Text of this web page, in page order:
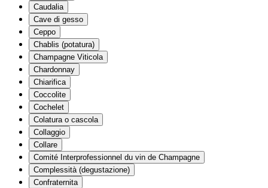
Caudalia
Cave di gesso
Ceppo
Chablis (potatura)
Champagne Viticola
Chardonnay
Chiarifica
Coccolite
Cochelet
Colatura o cascola
Collaggio
Collare
Comité Interprofessionnel du vin de Champagne
Complessità (degustazione)
Confraternita